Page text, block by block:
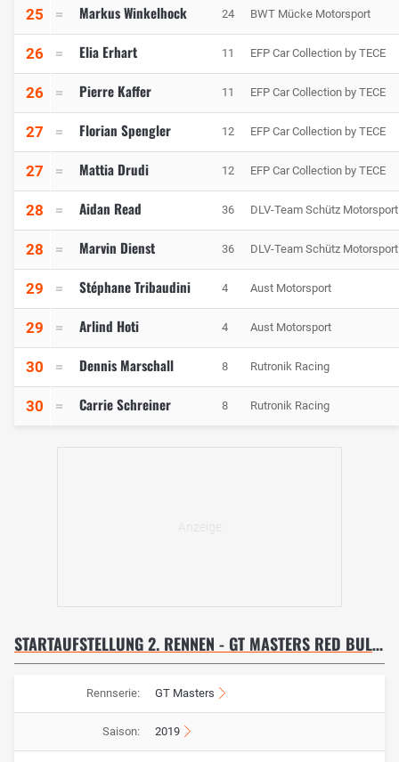
25 Markus Winkelhock 24 BWT Mücke Motorsport
26 Elia Erhart 11 EFP Car Collection by TECE
26 Pierre Kaffer 11 EFP Car Collection by TECE
27 Florian Spengler 12 EFP Car Collection by TECE
27 Mattia Drudi 12 EFP Car Collection by TECE
28 Aidan Read 36 DLV-Team Schütz Motorsport
28 Marvin Dienst 36 DLV-Team Schütz Motorsport
29 Stéphane Tribaudini 4 Aust Motorsport
29 Arlind Hoti 4 Aust Motorsport
30 Dennis Marschall 8 Rutronik Racing
30 Carrie Schreiner 8 Rutronik Racing
STARTAUFSTELLUNG 2. RENNEN - GT MASTERS RED BULL RING
Rennserie: GT Masters
Saison: 2019